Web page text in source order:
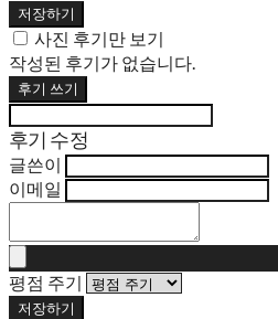
저장하기
사진 후기만 보기
작성된 후기가 없습니다.
후기 쓰기
후기 수정
글쓴이
이메일
평점 주기
저장하기